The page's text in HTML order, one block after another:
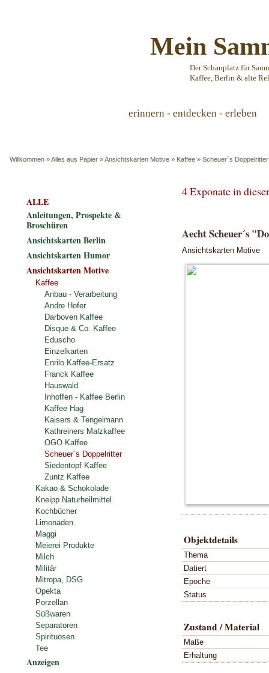
Mein
Der Schauplatz für
Kaffee, Berlin & alte
erinnern - entdecken - erleben
Willkommen »Alles aus Papier »Ansichtskarten Motive » Kaffee » Scheuer´s Doppelritter
4 Exponate in
Aecht Scheuer´s
Ansichtskarten Motive
Objektdetails
Thema
Datiert
Epoche
Status
Zustand / Material
Maße
Erhaltung
ALLE
Anleitungen, Prospekte &
Broschüren
Ansichtskarten Berlin
Ansichtskarten Humor
Ansichtskarten Motive
Kaffee
Anbau - Verarbeitung
Andre Hofer
Darboven Kaffee
Disque & Co. Kaffee
Eduscho
Einzelkarten
Enrilo Kaffee-Ersatz
Franck Kaffee
Hauswald
Inhoffen - Kaffee Berlin
Kaffee Hag
Kaisers & Tengelmann
Kathreiners Malzkaffee
OGO Kaffee
Scheuer´s Doppelritter
Siedentopf Kaffee
Zuntz Kaffee
Kakao & Schokolade
Kneipp Naturheilmittel
Kochbücher
Limonaden
Maggi
Meierei Produkte
Milch
Militär
Mitropa, DSG
Opekta
Porzellan
Süßwaren
Separatoren
Spirituosen
Tee
Anzeigen